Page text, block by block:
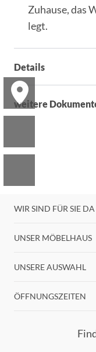
Zuhause, das
legt.
Details
weitere
WIR SIND FÜR SIE DA
UNSER MÖBELHAUS
UNSERE AUSWAHL
ÖFFNUNGSZEITEN